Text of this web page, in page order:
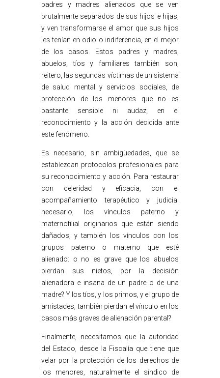
padres y madres alienados que se ven
brutalmente separados de sus hijos e hijas,
y ven transformarse el amor que sus hijos
les tenían en odio o indiferencia, en el mejor
de los casos. Estos padres y madres,
abuelos, tíos y familiares también son,
reitero, las segundas víctimas de un sistema
de salud mental y servicios sociales, de
protección de los menores que no es
bastante sensible ni audaz, en el
reconocimiento y la acción decidida ante
este fenómeno.
Es necesario, sin ambigüedades, que se
establezcan protocolos profesionales para
su reconocimiento y acción. Para restaurar
con celeridad y eficacia, con el
acompañamiento terapéutico y judicial
necesario, los vínculos paterno y
maternofilial originarios que están siendo
dañados, y también los vínculos con los
grupos paterno o materno que esté
alienado: o no es grave que los abuelos
pierdan sus nietos, por la decisión
alienadora e insana de un padre o de una
madre? Y los tíos, y los primos, y el grupo de
amistades, también pierdan el vínculo en los
casos más graves de alienación parental?
Finalmente, necesitamos que la autoridad
del Estado, desde la Fiscalía que tiene que
velar por la protección de los derechos de
los menores, naturalmente el síndico de